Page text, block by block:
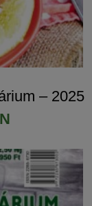
– 2025